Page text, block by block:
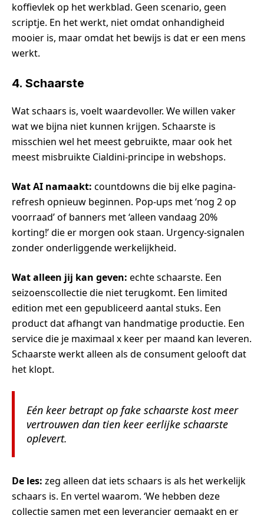
koffievlek op het werkblad. Geen scenario, geen
scriptje. En het werkt, niet omdat onhandigheid
mooier is, maar omdat het bewijs is dat er een mens
werkt.
4. Schaarste
Wat schaars is, voelt waardevoller. We willen vaker
wat we bijna niet kunnen krijgen. Schaarste is
misschien wel het meest gebruikte, maar ook het
meest misbruikte Cialdini-principe in webshops.
Wat AI namaakt: countdowns die bij elke pagina-
refresh opnieuw beginnen. Pop-ups met ‘nog 2 op
voorraad’ of banners met ‘alleen vandaag 20%
korting!’ die er morgen ook staan. Urgency-signalen
zonder onderliggende werkelijkheid.
Wat alleen jij kan geven: echte schaarste. Een
seizoenscollectie die niet terugkomt. Een limited
edition met een gepubliceerd aantal stuks. Een
product dat afhangt van handmatige productie. Een
service die je maximaal x keer per maand kan leveren.
Schaarste werkt alleen als de consument gelooft dat
het klopt.
Eén keer betrapt op fake schaarste kost meer
vertrouwen dan tien keer eerlijke schaarste
oplevert.
De les: zeg alleen dat iets schaars is als het werkelijk
schaars is. En vertel waarom. ‘We hebben deze
collectie samen met een leverancier gemaakt en er